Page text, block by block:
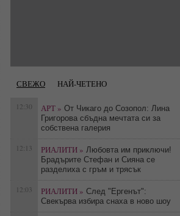
СВЕЖО НАЙ-ЧЕТЕНО
12:30 АРТ » От Чикаго до Созопол: Лина
Григорова сбъдна мечтата си за
собствена галерия
12:13 РИАЛИТИ » Любовта им приключи!
Брадърите Стефан и Сияна се
разделиха с гръм и трясък
12:03 РИАЛИТИ » След "Ергенът":
Свекърва избира снаха в ново шоу